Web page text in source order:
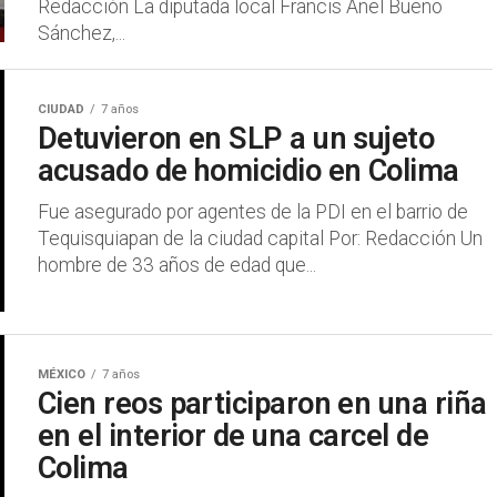
Redacción La diputada local Francis Anel Bueno
Sánchez,...
CIUDAD 7 años
Detuvieron en SLP a un sujeto
acusado de homicidio en Colima
Fue asegurado por agentes de la PDI en el barrio de
Tequisquiapan de la ciudad capital Por: Redacción Un
hombre de 33 años de edad que...
MÉXICO 7 años
Cien reos participaron en una riña
en el interior de una carcel de
Colima